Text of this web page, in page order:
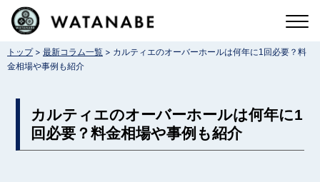
コ
テトップ> 最新コラム一覧 > カルティエのオーバーホールは何年に1回必要？料
金相場や事例も紹介
カルティエのオーバーホールは何年に1
回必要？料金相場や事例も紹介